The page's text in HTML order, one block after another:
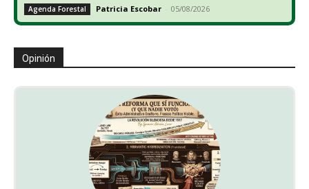
Agenda Forestal Patricia Escobar - 05/08/2026
Opinión